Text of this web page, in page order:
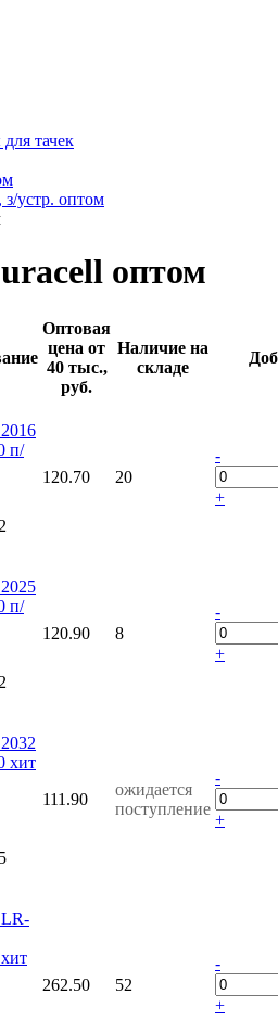
тачек
устр. оптом
оптом
Оптовая
цена от
40 тыс.,
руб.
Наличие на
складе
п/
120.70 20
-
+
п/
120.90 8
-
+
хит
111.90
ожидается
поступление
-
+
LR-
262.50 52
-
+